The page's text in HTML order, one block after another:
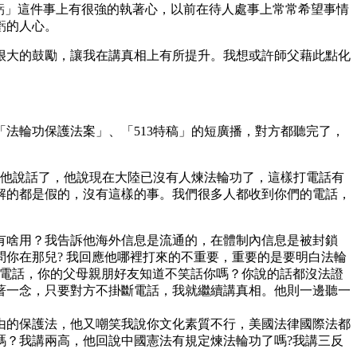
這件事上有很強的執著心，以前在待人處事上常常希望事情
人心。
的鼓勵，讓我在講真相上有所提升。我想或許師父藉此點化
輪功保護法案」、「513特稿」的短廣播，對方都聽完了，
說話了，他說現在大陸已沒有人煉法輪功了，這樣打電話有
都是假的，沒有這樣的事。我們很多人都收到你們的電話，
用？我告訴他海外信息是流通的，在體制內信息是被封鎖
在那兒? 我回應他哪裡打來的不重要，重要的是要明白法輪
話，你的父母親朋好友知道不笑話你嗎？你說的話都沒法證
念，只要對方不掛斷電話，我就繼續講真相。他則一邊聽一
保護法，他又嘲笑我說你文化素質不行，美國法律國際法都
我講兩高，他回說中國憲法有規定煉法輪功了嗎?我講三反